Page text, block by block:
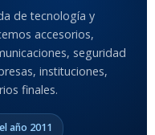
Shock
DE TABLETS
de tecnología y
accesorios,
seguridad
instituciones,
finales.
año 2011